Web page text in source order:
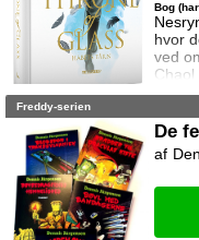
hvor
ved
deres
Bog
Freddy-serien